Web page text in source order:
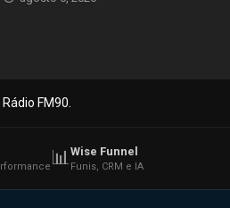
FM90.
📊Wise Funnel
Funis, CRM e IA